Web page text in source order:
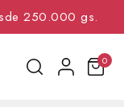
250.000 gs.
0